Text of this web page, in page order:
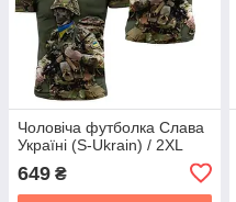
Чоловіча футболка Слава
Україні (S-Ukrain) / 2XL
649 ₴